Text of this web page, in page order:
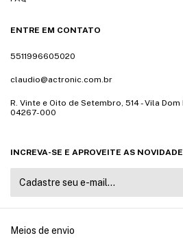
ENTRE EM CONTATO
5511996605020
claudio@actronic.com.br
R. Vinte e Oito de Setembro, 514 - Vila Dom
04267-000
INCREVA-SE E APROVEITE AS
Meios de envio